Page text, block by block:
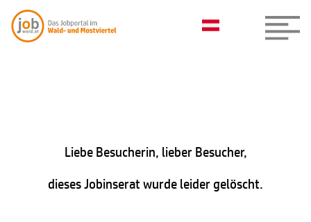
Liebe Besucherin, lieber Besucher,
dieses Jobinserat wurde leider gelöscht.